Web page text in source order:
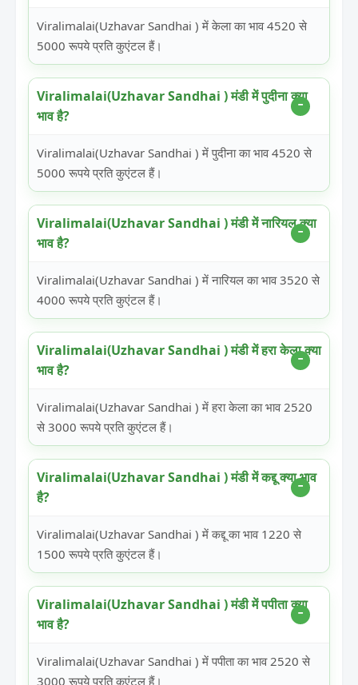
Viralimalai(Uzhavar Sandhai ) में केला का भाव 4520 से
5000 रूपये प्रति कुएंटल हैं।
Viralimalai(Uzhavar Sandhai ) मंडी में पुदीना क्या
भाव है?
Viralimalai(Uzhavar Sandhai ) में पुदीना का भाव 4520 से
5000 रूपये प्रति कुएंटल हैं।
Viralimalai(Uzhavar Sandhai ) मंडी में नारियल क्या
भाव है?
Viralimalai(Uzhavar Sandhai ) में नारियल का भाव 3520 से
4000 रूपये प्रति कुएंटल हैं।
Viralimalai(Uzhavar Sandhai ) मंडी में हरा केला क्या
भाव है?
Viralimalai(Uzhavar Sandhai ) में हरा केला का भाव 2520
से 3000 रूपये प्रति कुएंटल हैं।
Viralimalai(Uzhavar Sandhai ) मंडी में कद्दू क्या भाव
है?
Viralimalai(Uzhavar Sandhai ) में कद्दू का भाव 1220 से
1500 रूपये प्रति कुएंटल हैं।
Viralimalai(Uzhavar Sandhai ) मंडी में पपीता क्या
भाव है?
Viralimalai(Uzhavar Sandhai ) में पपीता का भाव 2520 से
3000 रूपये प्रति कुएंटल हैं।